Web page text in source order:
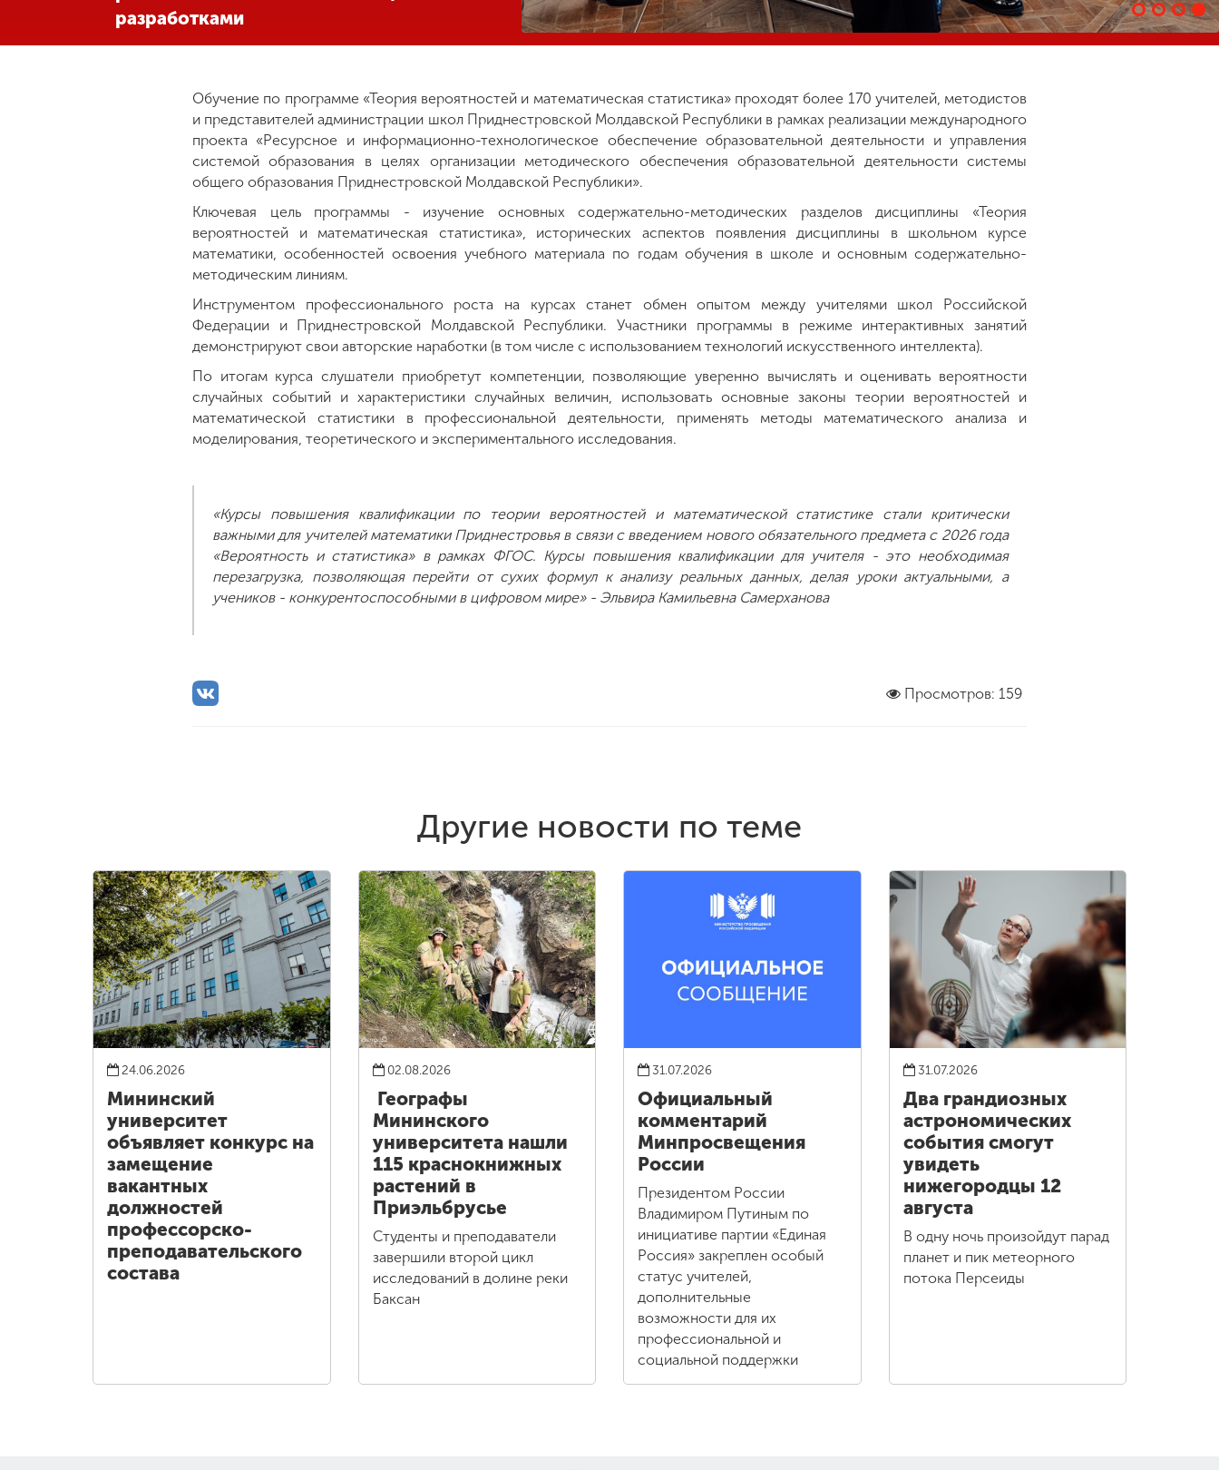
Сведения об
образовательной
разработками
Обучение по программе «Теория вероятностей и математическая статистика» проходят более 170 учителей, методистов
и представителей администрации школ Приднестровской Молдавской Республики в рамках реализации международного
проекта «Ресурсное и информационно-технологическое обеспечение образовательной деятельности и управления
системой образования в целях организации методического обеспечения образовательной деятельности системы
общего образования Приднестровской Молдавской Республики».
Ключевая цель программы - изучение основных содержательно-методических разделов дисциплины «Теория
вероятностей и математическая статистика», исторических аспектов появления дисциплины в школьном курсе
математики, особенностей освоения учебного материала по годам обучения в школе и основным содержательно-
методическим линиям.
Инструментом профессионального роста на курсах станет обмен опытом между учителями школ Российской
Федерации и Приднестровской Молдавской Республики. Участники программы в режиме интерактивных занятий
демонстрируют свои авторские наработки (в том числе с использованием технологий искусственного интеллекта).
По итогам курса слушатели приобретут компетенции, позволяющие уверенно вычислять и оценивать вероятности
случайных событий и характеристики случайных величин, использовать основные законы теории вероятностей и
математической статистики в профессиональной деятельности, применять методы математического анализа и
моделирования, теоретического и экспериментального исследования.
«Курсы повышения квалификации по теории вероятностей и математической статистике стали критически
важными для учителей математики Приднестровья в связи с введением нового обязательного предмета с 2026 года
«Вероятность и статистика» в рамках ФГОС. Курсы повышения квалификации для учителя - это необходимая
перезагрузка, позволяющая перейти от сухих формул к анализу реальных данных, делая уроки актуальными, а
учеников - конкурентоспособными в цифровом мире» - Эльвира Камильевна Самерханова
Просмотров: 159
Другие новости по теме
24.06.2026
Мининский
университет
объявляет конкурс на
замещение
вакантных
должностей
профессорско-
преподавательского
состава
02.08.2026
Географы
Мининского
университета нашли
115 краснокнижных
растений в
Приэльбрусье
Студенты и преподаватели
завершили второй цикл
исследований в долине реки
Баксан
31.07.2026
Официальный
комментарий
Минпросвещения
России
Президентом России
Владимиром Путиным по
инициативе партии «Единая
Россия» закреплен особый
статус учителей,
дополнительные
возможности для их
профессиональной и
социальной поддержки
31.07.2026
Два грандиозных
астрономических
события смогут
увидеть
нижегородцы 12
августа
В одну ночь произойдут парад
планет и пик метеорного
потока Персеиды